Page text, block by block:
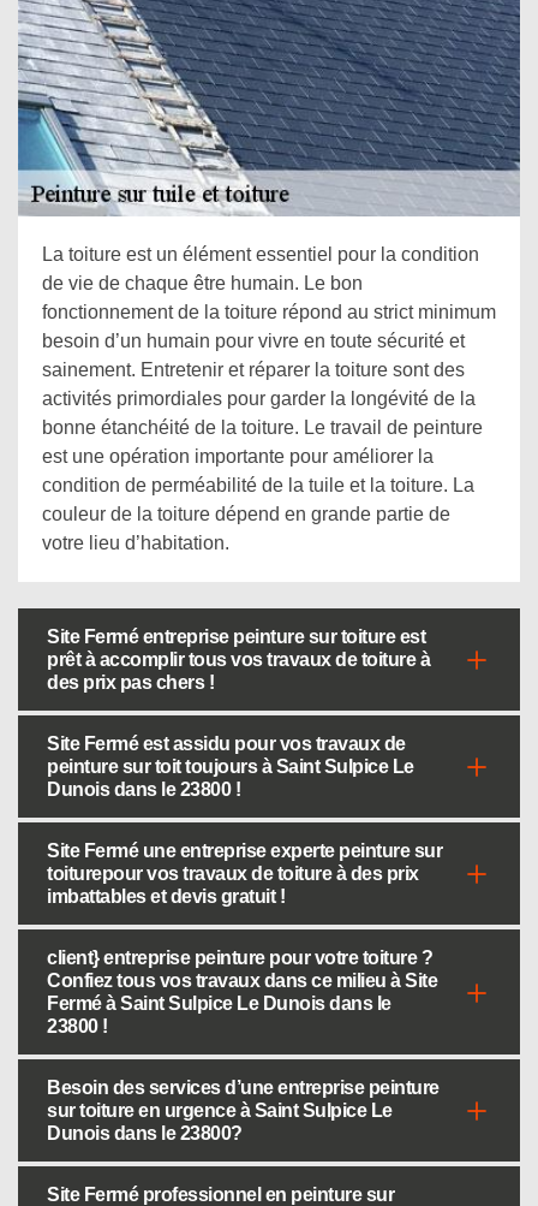
La toiture est un élément essentiel pour la condition
de vie de chaque être humain. Le bon
fonctionnement de la toiture répond au strict minimum
besoin d’un humain pour vivre en toute sécurité et
sainement. Entretenir et réparer la toiture sont des
activités primordiales pour garder la longévité de la
bonne étanchéité de la toiture. Le travail de peinture
est une opération importante pour améliorer la
condition de perméabilité de la tuile et la toiture. La
couleur de la toiture dépend en grande partie de
votre lieu d’habitation.
Site Fermé entreprise peinture sur toiture est
prêt à accomplir tous vos travaux de toiture à
des prix pas chers !
Site Fermé est assidu pour vos travaux de
peinture sur toit toujours à Saint Sulpice Le
Dunois dans le 23800 !
Site Fermé une entreprise experte peinture sur
toiturepour vos travaux de toiture à des prix
imbattables et devis gratuit !
client} entreprise peinture pour votre toiture ?
Confiez tous vos travaux dans ce milieu à Site
Fermé à Saint Sulpice Le Dunois dans le
23800 !
Besoin des services d’une entreprise peinture
sur toiture en urgence à Saint Sulpice Le
Dunois dans le 23800?
Site Fermé professionnel en peinture sur